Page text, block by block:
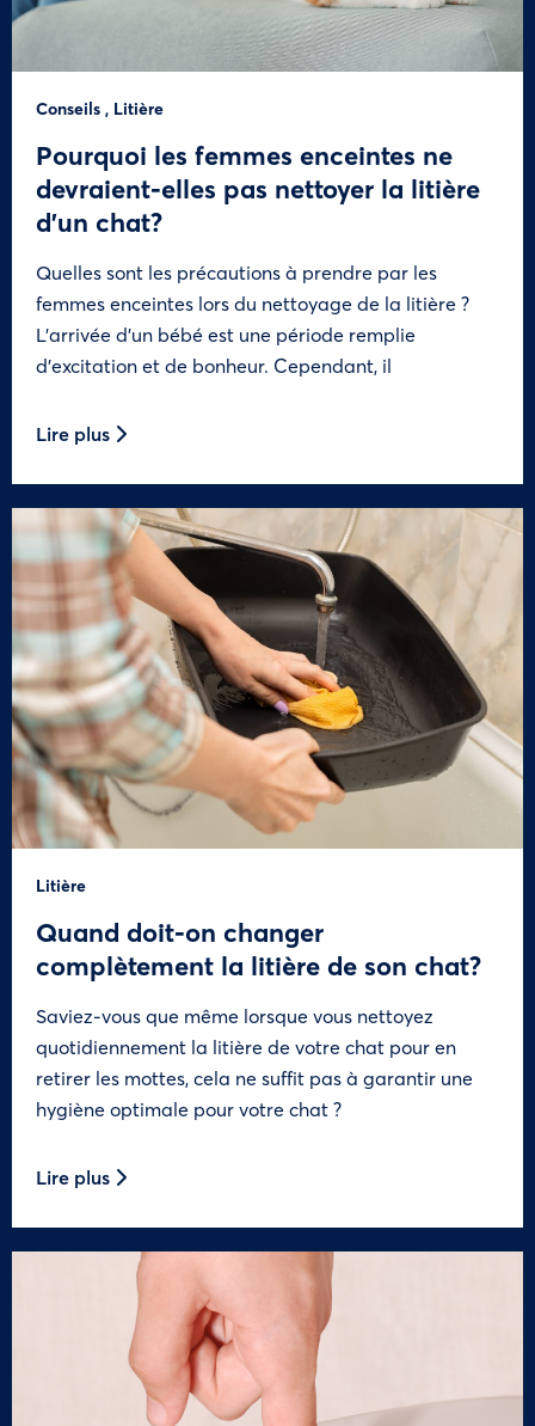
Conseils , Litière
Pourquoi les femmes enceintes ne
devraient-elles pas nettoyer la litière
d’un chat?
Quelles sont les précautions à prendre par les
femmes enceintes lors du nettoyage de la litière ?
L’arrivée d’un bébé est une période remplie
d’excitation et de bonheur. Cependant, il
Lire plus
Litière
Quand doit-on changer
complètement la litière de son chat?
Saviez-vous que même lorsque vous nettoyez
quotidiennement la litière de votre chat pour en
retirer les mottes, cela ne suffit pas à garantir une
hygiène optimale pour votre chat ?
Lire plus